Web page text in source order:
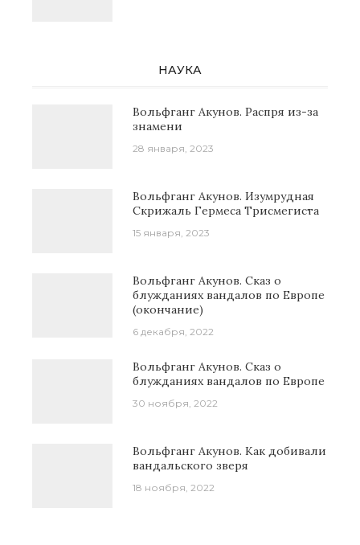
НАУКА
Вольфганг Акунов. Распря из-за
знамени
28 января, 2023
Вольфганг Акунов. Изумрудная
Скрижаль Гермеса Трисмегиста
15 января, 2023
Вольфганг Акунов. Сказ о
блужданиях вандалов по Европе
(окончание)
6 декабря, 2022
Вольфганг Акунов. Сказ о
блужданиях вандалов по Европе
30 ноября, 2022
Вольфганг Акунов. Как добивали
вандальского зверя
18 ноября, 2022